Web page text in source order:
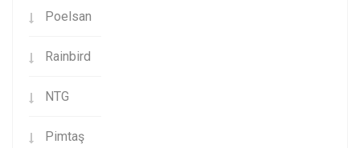
Poelsan
Rainbird
NTG
Pimtaş